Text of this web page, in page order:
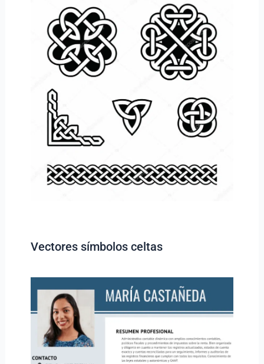
Vectores símbolos celtas